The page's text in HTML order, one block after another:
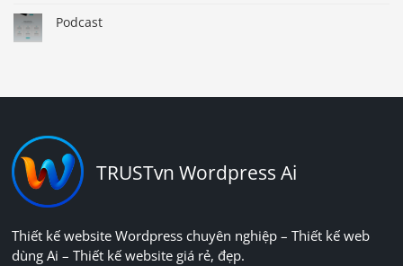
Podcast
TRUSTvn Wordpress Ai
Thiết kế website Wordpress chuyên nghiệp – Thiết kế web
dùng Ai – Thiết kế website giá rẻ, đẹp.